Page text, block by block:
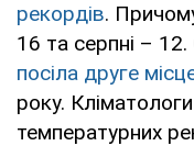
рекордів.
16 та серпні –
посіла друге
року.
температурних